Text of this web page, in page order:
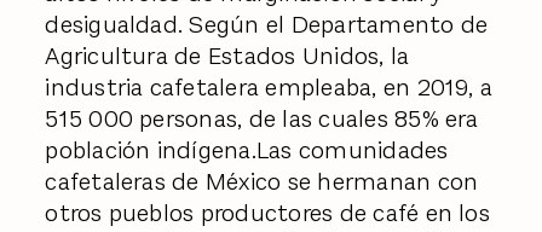
desigualdad. Según el Departamento de
Agricultura de Estados Unidos, la
industria cafetalera empleaba, en 2019, a
515 000 personas, de las cuales 85% era
población indígena.Las comunidades
cafetaleras de México se hermanan con
otros pueblos productores de café en los